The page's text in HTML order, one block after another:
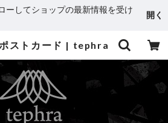
ーしてショップの最新情報を受け
開く
ストカード | tephra